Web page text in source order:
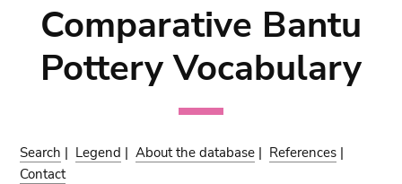
Comparative Bantu
Pottery Vocabulary
Search | Legend |About the database | References |
Contact